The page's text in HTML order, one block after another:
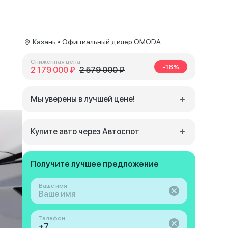
Казань • Официальный дилер OMODA
Сниженная цена
2 179 000 ₽ 2 579 000 ₽ -16%
Мы уверены в лучшей цене!
Купите авто через Автоспот
Получите лучшее предложение
Ваше имя
Телефон